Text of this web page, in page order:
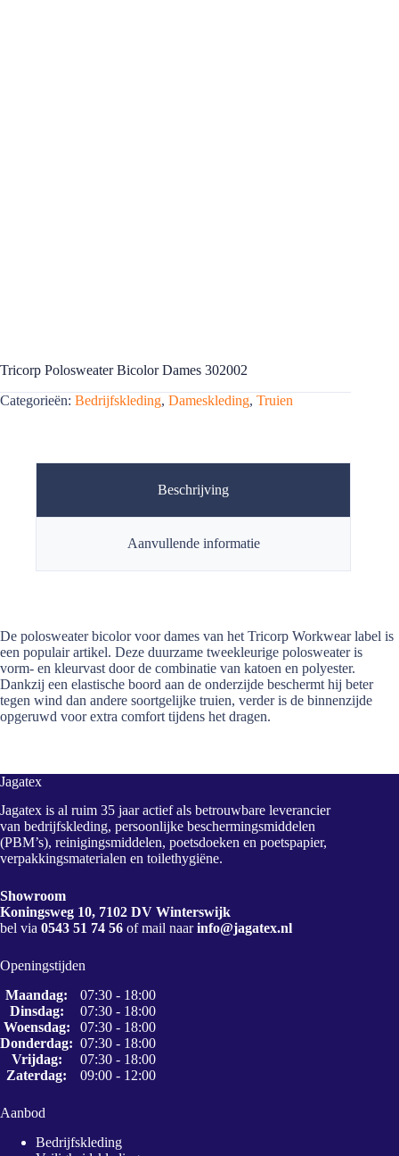
Tricorp Polosweater Bicolor Dames 302002
Categorieën: Bedrijfskleding, Dameskleding, Truien
Beschrijving
Aanvullende informatie
De polosweater bicolor voor dames van het Tricorp Workwear label is
een populair artikel. Deze duurzame tweekleurige polosweater is
vorm- en kleurvast door de combinatie van katoen en polyester.
Dankzij een elastische boord aan de onderzijde beschermt hij beter
tegen wind dan andere soortgelijke truien, verder is de binnenzijde
opgeruwd voor extra comfort tijdens het dragen.
Jagatex
Jagatex is al ruim 35 jaar actief als betrouwbare leverancier
van bedrijfskleding, persoonlijke beschermingsmiddelen
(PBM’s), reinigingsmiddelen, poetsdoeken en poetspapier,
verpakkingsmaterialen en toilethygiëne.
Showroom
Koningsweg 10, 7102 DV Winterswijk
bel via 0543 51 74 56 of mail naarinfo@jagatex.nl
Openingstijden
Maandag:
07:30 - 18:00
Dinsdag:
07:30 - 18:00
Woensdag:
07:30 - 18:00
Donderdag: 07:30 - 18:00
Vrijdag:
07:30 - 18:00
Zaterdag:
09:00 - 12:00
Aanbod
Bedrijfskleding